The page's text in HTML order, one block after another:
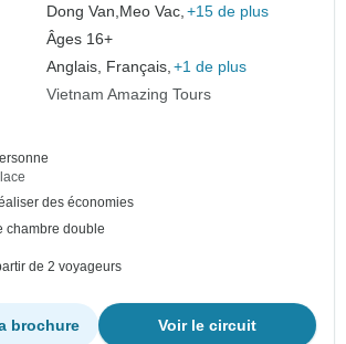
Dong Van,Meo Vac, +15 de plus
Âges 16+
Anglais, Français, +1 de plus
Vietnam Amazing Tours
des économies
chambre double
de 2 voyageurs
Voir le circuit
brochure